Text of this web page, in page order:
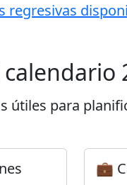
regresivas
útiles para
💼